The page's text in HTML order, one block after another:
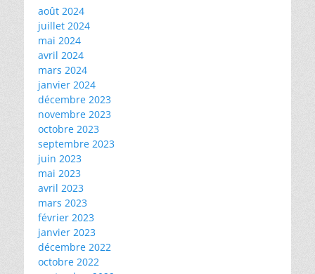
août 2024
juillet 2024
mai 2024
avril 2024
mars 2024
janvier 2024
décembre 2023
novembre 2023
octobre 2023
septembre 2023
juin 2023
mai 2023
avril 2023
mars 2023
février 2023
janvier 2023
décembre 2022
octobre 2022